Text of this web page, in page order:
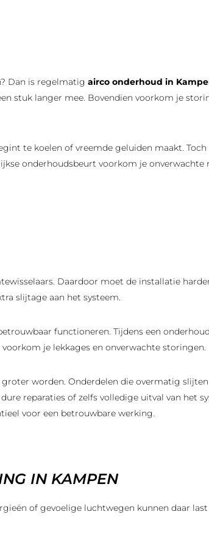
Dan is regelmatig airco onderhoud in
stuk langer mee. Bovendien voorkom je
te koelen of vreemde geluiden maakt.
onderhoudsbeurt voorkom je onverwachte
Daardoor moet de installatie
slijtage aan het systeem.
functioneren. Tijdens een
je lekkages en onverwachte storingen.
worden. Onderdelen die overmatig
reparaties of zelfs volledige uitval van het
voor een betrouwbare werking.
IN KAMPEN
of gevoelige luchtwegen kunnen daar